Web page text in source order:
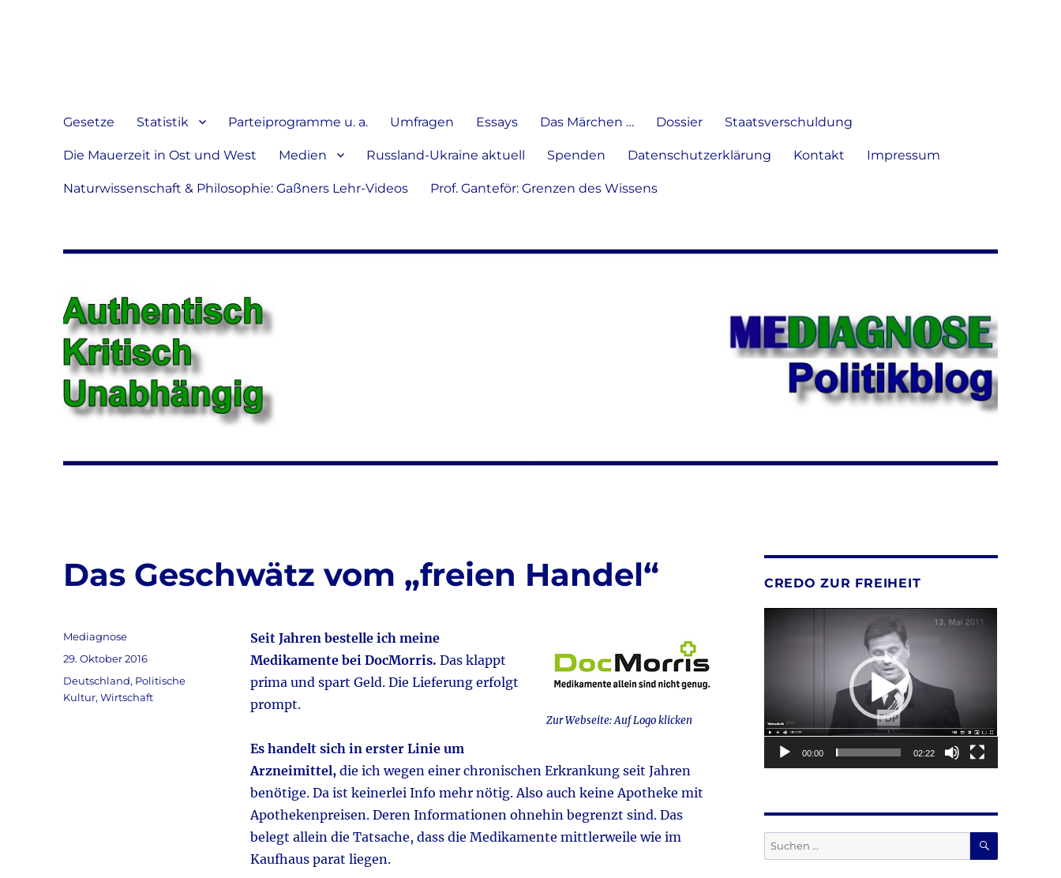
verbreiten
Gesetze Statistik Parteiprogramme u. a. Umfragen Essays Das Märchen … Dossier Staatsverschuldung
Die Mauerzeit in Ost und West Medien Russland-Ukraine aktuell Spenden Datenschutzerklärung Kontakt Impressum
Naturwissenschaft & Philosophie: Gaßners Lehr-Videos Prof. Ganteför: Grenzen des Wissens
Das Geschwätz vom „freien Handel“
Zur Webseite: Auf Logo klicken
Seit Jahren bestelle ich meine
Medikamente bei DocMorris. Das klappt
prima und spart Geld. Die Lieferung erfolgt
prompt.
Es handelt sich in erster Linie um
Arzneimittel,die ich wegen einer chronischen Erkrankung seit Jahren
benötige. Da ist keinerlei Info mehr nötig. Also auch keine Apotheke mit
Apothekenpreisen. Deren Informationen ohnehin begrenzt sind. Das
belegt allein die Tatsache, dass die Medikamente mittlerweile wie im
Kaufhaus parat liegen.
Autor
Mediagnose
Veröffentlicht
am
29. Oktober 2016
Kategorien
Deutschland, Politische
Kultur,Wirtschaft
CREDO ZUR FREIHEIT
00:00 02:22
Suche
nach:
SUCHEN